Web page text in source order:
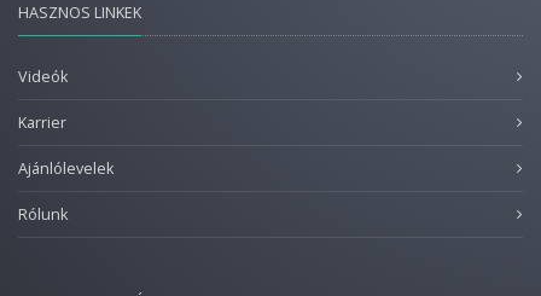
HASZNOS LINKEK
Videók
Karrier
Ajánlólevelek
Rólunk